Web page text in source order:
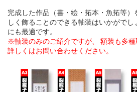
完成した作品（書・絵・拓本・魚拓等）
しく飾ることのできる軸装はいかがで
にも最適です。
※軸装のみのご紹介ですが、 額装も多
詳しくはお問い合わせください。